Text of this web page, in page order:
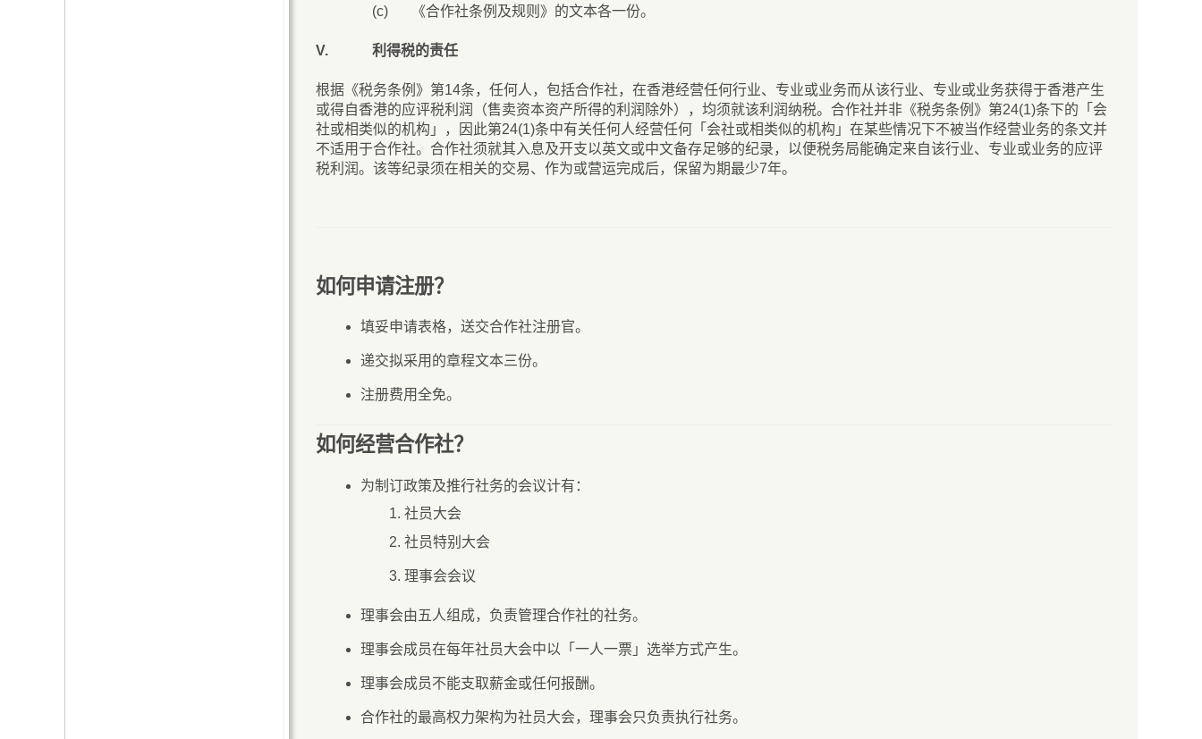
(c)
《合作社条例及规则》的文本各一份。
V. 利得税的责任
根据《税务条例》第14条，任何人，包括合作社，在香港经营任何行业、专业或业务而从该行业、专业或业务获得于香港产生
或得自香港的应评税利润（售卖资本资产所得的利润除外），均须就该利润纳税。合作社并非《税务条例》第24(1)条下的「会
社或相类似的机构」，因此第24(1)条中有关任何人经营任何「会社或相类似的机构」在某些情况下不被当作经营业务的条文并
不适用于合作社。合作社须就其入息及开支以英文或中文备存足够的纪录，以便税务局能确定来自该行业、专业或业务的应评
税利润。该等纪录须在相关的交易、作为或营运完成后，保留为期最少7年。
如何申请注册？
填妥申请表格，送交合作社注册官。
递交拟采用的章程文本三份。
注册费用全免。
如何经营合作社？
为制订政策及推行社务的会议计有：
社员大会
社员特别大会
理事会会议
理事会由五人组成，负责管理合作社的社务。
理事会成员在每年社员大会中以「一人一票」选举方式产生。
理事会成员不能支取薪金或任何报酬。
合作社的最高权力架构为社员大会，理事会只负责执行社务。